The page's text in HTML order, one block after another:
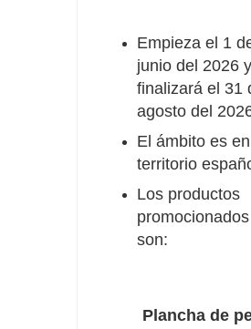
Empieza el 1
junio del 2026 y
finalizará el 31
agosto del
El ámbito es en
territorio
Los productos
promocionados
son:
Plancha de